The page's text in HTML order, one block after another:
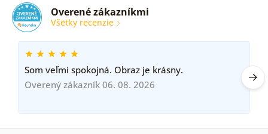
Overené zákazníkmi
Všetky recenzie
Som veľmi spokojná. Obraz je krásny.
Overený zákazník 06. 08. 2026